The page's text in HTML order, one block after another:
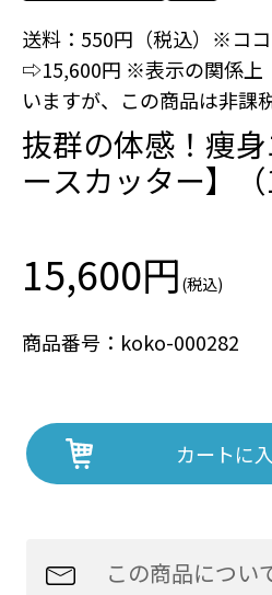
送料：550円（税込）※コ
⇨15,600円 ※表示の関係上
いますが、この商品は非課
抜群の体感！痩
ースカッター】（
15,600円 (税込)
商品番号：koko-000282
カートに
この商品につい